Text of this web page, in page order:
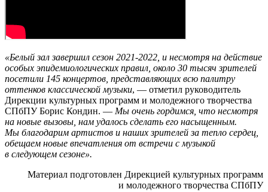
«Белый зал завершил сезон 2021-2022, и несмотря на действие
особых эпидемиологических правил, около 30 тысяч зрителей
посетили 145 концертов, представляющих всю палитру
оттенков классической музыки, — отметил руководитель
Дирекции культурных программ и молодежного творчества
СПбПУ Борис Кондин. — Мы очень гордимся, что несмотря
на новые вызовы, нам удалось сделать его насыщенным.
Мы благодарим артистов и наших зрителей за тепло сердец,
обещаем новые впечатления от встречи с музыкой
в следующем сезоне».
Материал подготовлен Дирекцией культурных программ
и молодежного творчества СПбПУ